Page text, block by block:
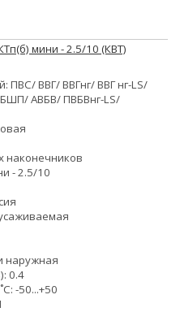
мини - 2.5/10 (КВТ)
ПВС/ ВВГ/ ВВГнг/ ВВГ нг-LS/
АВБВ/ ПВБВнг-LS/
наконечников
- 2.5/10
наружная
0.4
-50...+50